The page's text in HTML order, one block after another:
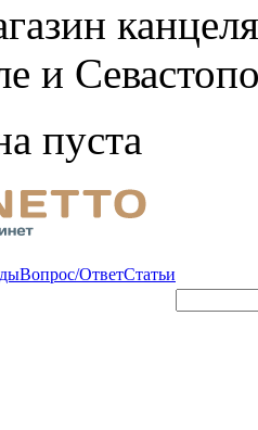
и
пуста
Вопрос/ОтветСтатьи